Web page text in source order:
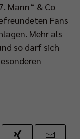
Mann“ & Co
Fans
Mehr als
so darf sich